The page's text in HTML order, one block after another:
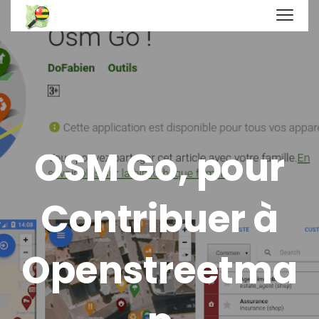
OSM Go, pour
Contribuer à
Openstreetma